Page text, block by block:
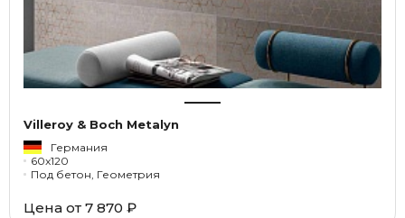
Villeroy & Boch Metalyn
Германия
60x120
Под бетон, Геометрия
Цена от 7 870 ₽